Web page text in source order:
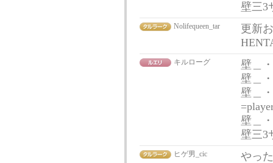
壁三3
Nolifequeen_tar
更新
キルローグ
壁＿
壁＿
壁＿
壁＿
壁三3
ヒゲ男_cic
やっ